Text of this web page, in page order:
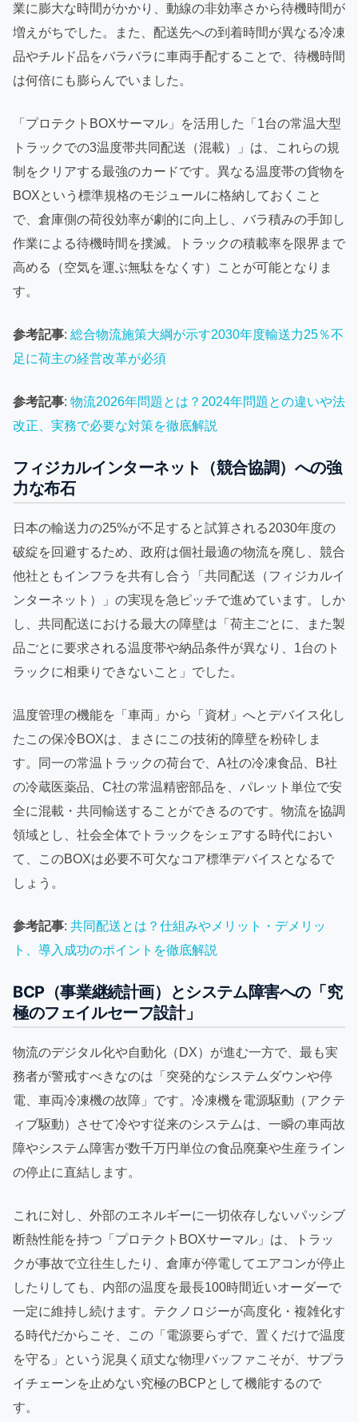
業に膨大な時間がかかり、動線の非効率さから待機時間が
増えがちでした。また、配送先への到着時間が異なる冷凍
品やチルド品をバラバラに車両手配することで、待機時間
は何倍にも膨らんでいました。
「プロテクトBOXサーマル」を活用した「1台の常温大型
トラックでの3温度帯共同配送（混載）」は、これらの規
制をクリアする最強のカードです。異なる温度帯の貨物を
BOXという標準規格のモジュールに格納しておくこと
で、倉庫側の荷役効率が劇的に向上し、バラ積みの手卸し
作業による待機時間を撲滅。トラックの積載率を限界まで
高める（空気を運ぶ無駄をなくす）ことが可能となりま
す。
参考記事: 総合物流施策大綱が示す2030年度輸送力25％不
足に荷主の経営改革が必須
参考記事: 物流2026年問題とは？2024年問題との違いや法
改正、実務で必要な対策を徹底解説
フィジカルインターネット（競合協調）への強
力な布石
日本の輸送力の25%が不足すると試算される2030年度の
破綻を回避するため、政府は個社最適の物流を廃し、競合
他社ともインフラを共有し合う「共同配送（フィジカルイ
ンターネット）」の実現を急ピッチで進めています。しか
し、共同配送における最大の障壁は「荷主ごとに、また製
品ごとに要求される温度帯や納品条件が異なり、1台のト
ラックに相乗りできないこと」でした。
温度管理の機能を「車両」から「資材」へとデバイス化し
たこの保冷BOXは、まさにこの技術的障壁を粉砕しま
す。同一の常温トラックの荷台で、A社の冷凍食品、B社
の冷蔵医薬品、C社の常温精密部品を、パレット単位で安
全に混載・共同輸送することができるのです。物流を協調
領域とし、社会全体でトラックをシェアする時代におい
て、このBOXは必要不可欠なコア標準デバイスとなるで
しょう。
参考記事: 共同配送とは？仕組みやメリット・デメリッ
ト、導入成功のポイントを徹底解説
BCP（事業継続計画）とシステム障害への「究
極のフェイルセーフ設計」
物流のデジタル化や自動化（DX）が進む一方で、最も実
務者が警戒すべきなのは「突発的なシステムダウンや停
電、車両冷凍機の故障」です。冷凍機を電源駆動（アクテ
ィブ駆動）させて冷やす従来のシステムは、一瞬の車両故
障やシステム障害が数千万円単位の食品廃棄や生産ライン
の停止に直結します。
これに対し、外部のエネルギーに一切依存しないパッシブ
断熱性能を持つ「プロテクトBOXサーマル」は、トラッ
クが事故で立往生したり、倉庫が停電してエアコンが停止
したりしても、内部の温度を最長100時間近いオーダーで
一定に維持し続けます。テクノロジーが高度化・複雑化す
る時代だからこそ、この「電源要らずで、置くだけで温度
を守る」という泥臭く頑丈な物理バッファこそが、サプラ
イチェーンを止めない究極のBCPとして機能するので
す。